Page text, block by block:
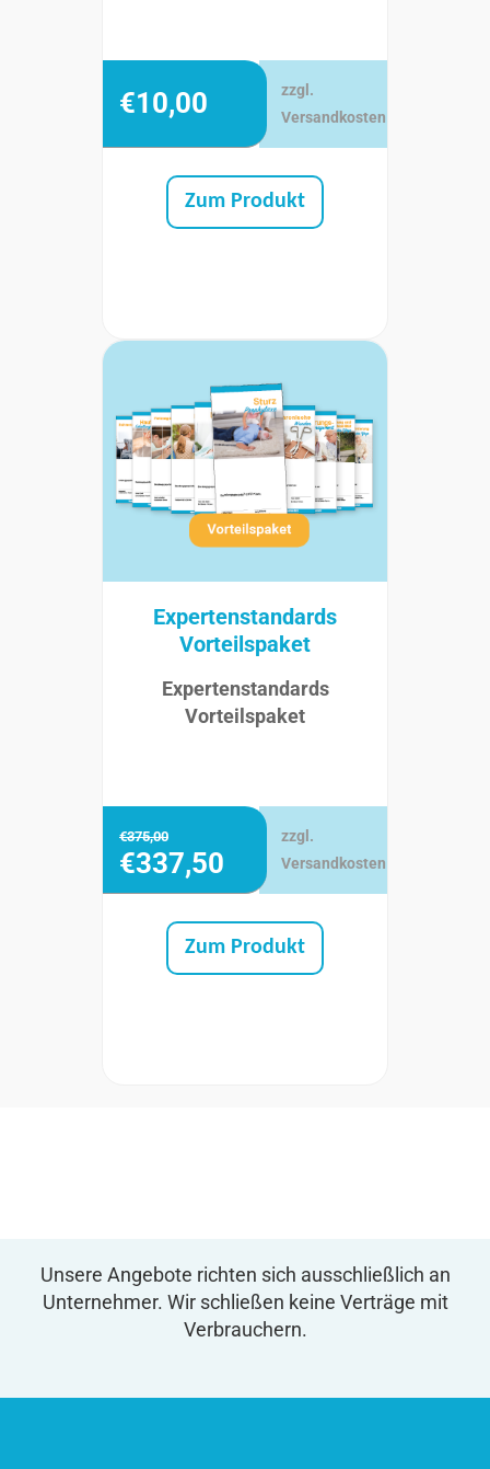
€10,00
zzgl.
Versandkosten
Zum Produkt
Expertenstandards
Vorteilspaket
Expertenstandards
Vorteilspaket
€375,00
€337,50
zzgl.
Versandkosten
Zum Produkt
Unsere Angebote richten sich ausschließlich an
Unternehmer. Wir schließen keine Verträge mit
Verbrauchern.